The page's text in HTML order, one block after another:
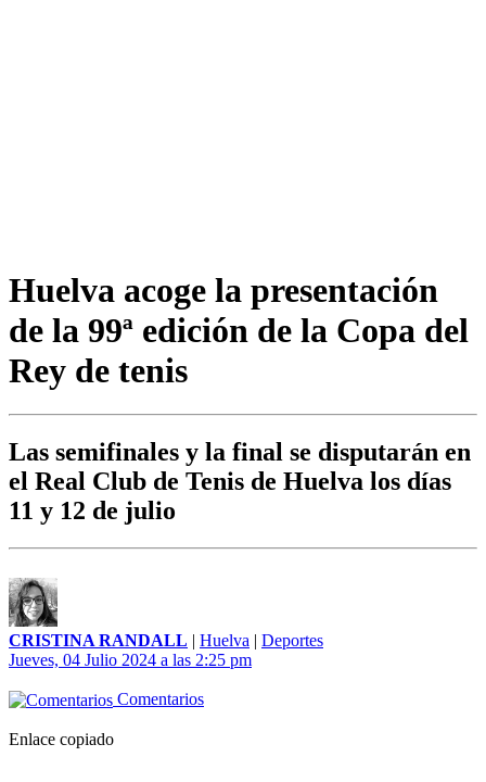
Huelva acoge la presentación
de la 99ª edición de la Copa del
Rey de tenis
Las semifinales y la final se disputarán en
el Real Club de Tenis de Huelva los días
11 y 12 de julio
CRISTINA RANDALL | Huelva | Deportes
Jueves, 04 Julio 2024 a las 2:25 pm
Comentarios
Enlace copiado